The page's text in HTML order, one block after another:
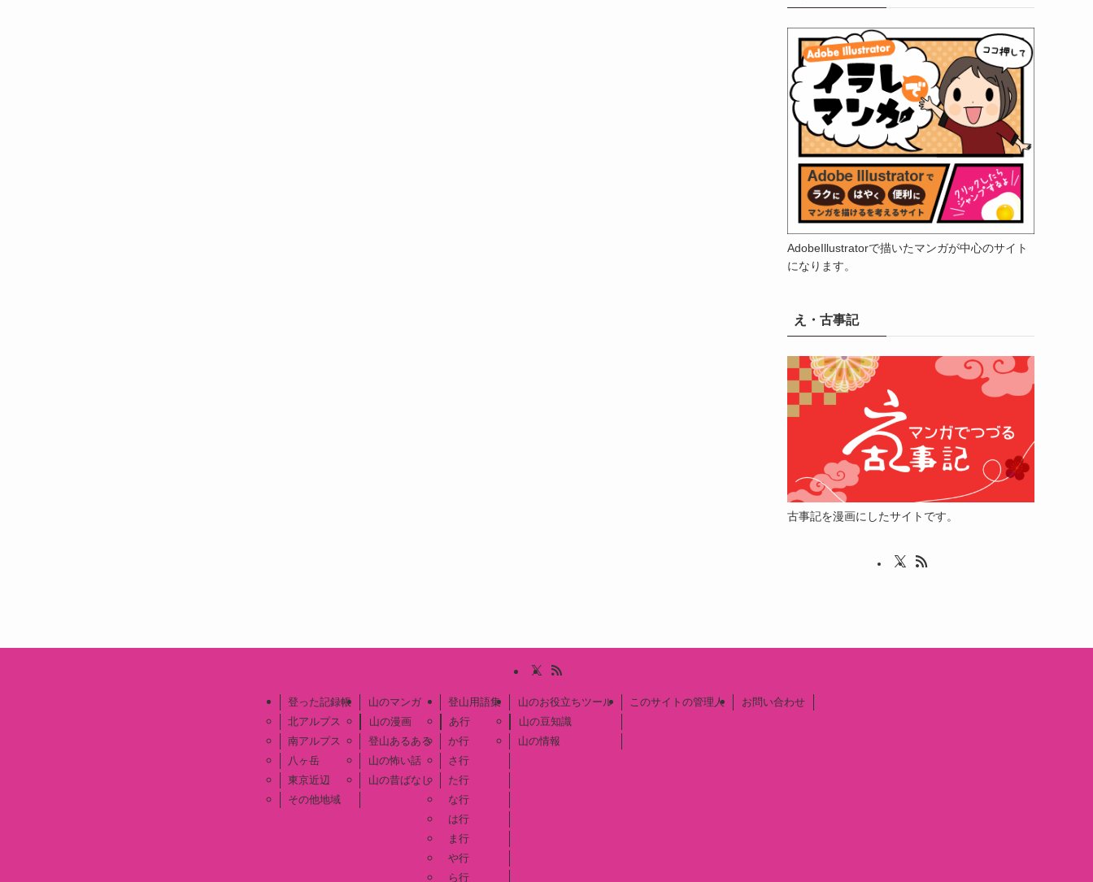
AdobeIllustratorで描いたマンガが中心のサイト
になります。
え・古事記
古事記を漫画にしたサイトです。
登った記録帳
北アルプス
南アルプス
八ヶ岳
東京近辺
その他地域
山のマンガ
山の漫画
登山あるある
山の怖い話
山の昔ばなし
登山用語集
あ行
か行
さ行
た行
な行
は行
ま行
や行
ら行
山のお役立ちツール
山の豆知識
山の情報
このサイトの管理人 お問い合わせ